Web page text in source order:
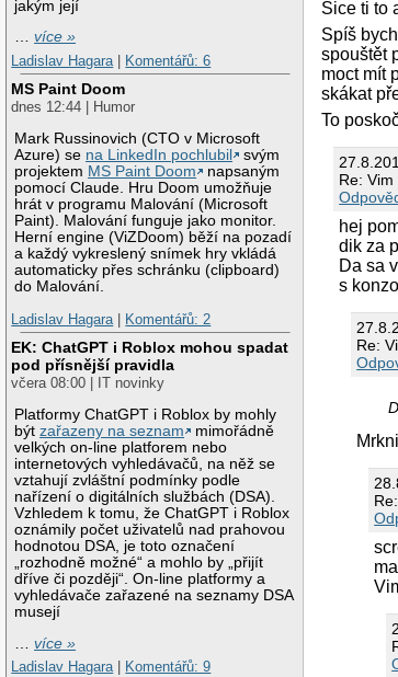
jakým její
…více »
Ladislav Hagara
Komentářů: 6
MS Paint Doom
dnes 12:44 | Humor
Mark Russinovich (CTO v Microsoft
Azure) se na LinkedIn pochlubil
svým
projektem MS Paint Doom
napsaným
pomocí Claude. Hru Doom umožňuje
hrát v programu Malování (Microsoft
Paint). Malování funguje jako monitor.
Herní engine (ViZDoom) běží na pozadí
a každý vykreslený snímek hry vkládá
automaticky přes schránku (clipboard)
do Malování.
Ladislav Hagara
Komentářů: 2
EK: ChatGPT i Roblox mohou spadat
pod přísnější pravidla
včera 08:00 | IT novinky
Platformy ChatGPT i Roblox by mohly
býtzařazeny na seznam
mimořádně
velkých on-line platforem nebo
internetových vyhledávačů, na něž se
vztahují zvláštní podmínky podle
nařízení o digitálních službách (DSA).
Vzhledem k tomu, že ChatGPT i Roblox
oznámily počet uživatelů nad prahovou
hodnotou DSA, je toto označení
„rozhodně možné“ a mohlo by „přijít
dříve či později“. On-line platformy a
vyhledávače zařazené na seznamy DSA
musejí
…více »
Ladislav Hagara| Komentářů: 9
Sice ti to
Spíš
spouštět
moct mít
skákat
To
Re: Vim
hej
dik za
Da sa
s
Re: